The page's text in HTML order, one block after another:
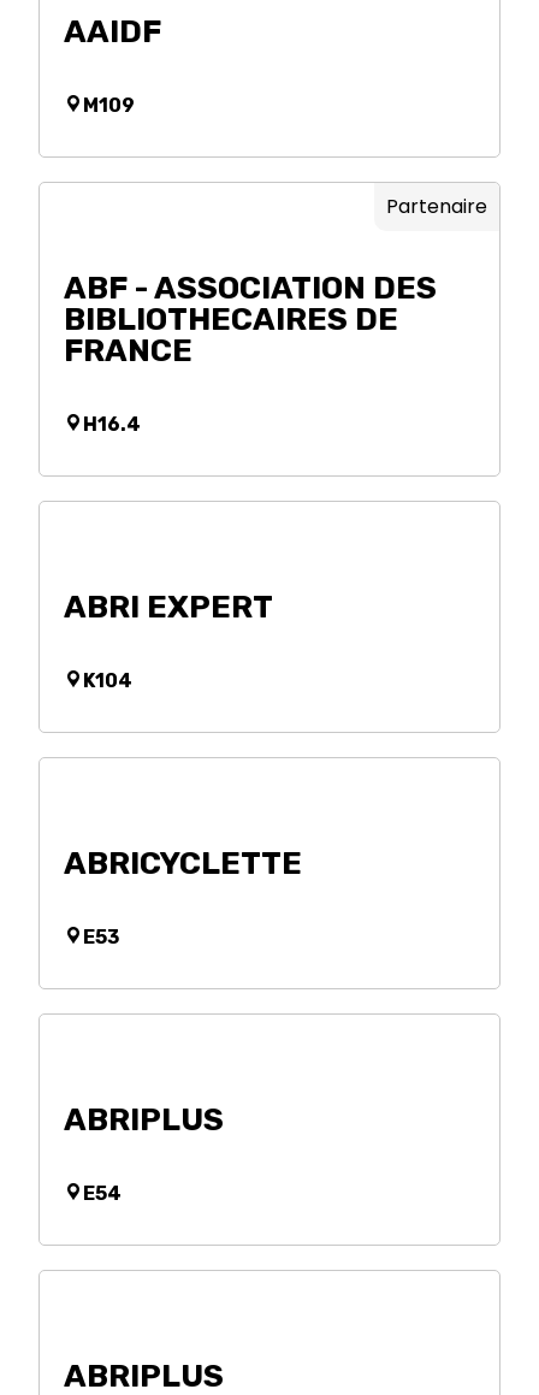
AAIDF
M109
ABF - ASSOCIATION DES
BIBLIOTHECAIRES DE
FRANCE
H16.4
Partenaire
ABRI EXPERT
K104
ABRICYCLETTE
E53
ABRIPLUS
E54
ABRIPLUS